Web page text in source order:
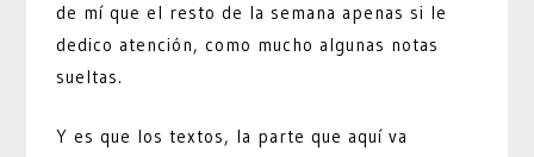
de mí que el resto de la semana apenas si le
dedico atención, como mucho algunas notas
sueltas.
Y es que los textos, la parte que aquí va